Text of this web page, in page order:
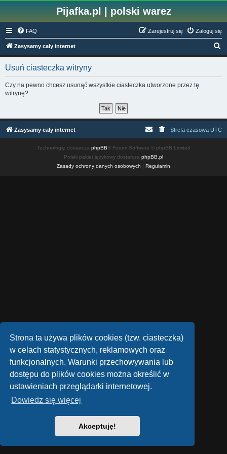
Strona ta używa plików cookies (tzw. ciasteczka)
w celach statystycznych, reklamowych oraz
funkcjonalnych. Warunki przechowywania lub
dostępu do plików cookies można określić w
ustawieniach przeglądarki internetowej.
Dowiedz się więcej
Akceptuję!
Pijafka.pl | polski warez
FAQ Zaloguj się
Zarejestruj się
Zasysamy cały internet
z
Usuń ciasteczka witryny
Czy na pewno chcesz usunąć wszystkie ciasteczka utworzone przez tę
witrynę?
Zasysamy cały internet Strefa czasowa UTC
Technologię dostarcza phpBB® Forum Software © phpBB Limited
Polski pakiet językowy dostarcza phpBB.pl
Zasady ochrony danych osobowych | Regulamin